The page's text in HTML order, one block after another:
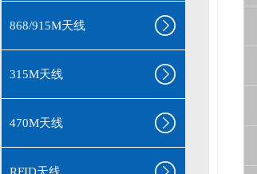
868/915M天线
315M天线
470M天线